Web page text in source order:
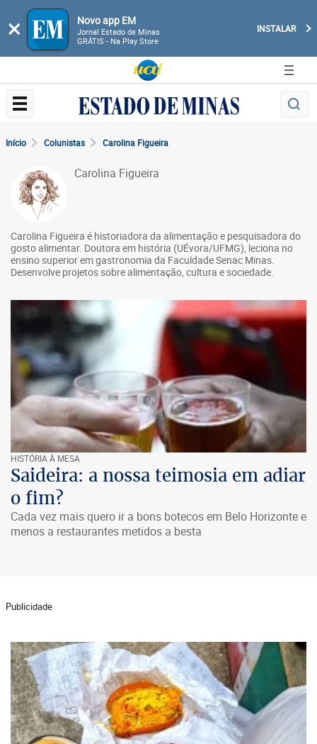
Início Colunistas Carolina Figueira
Carolina Figueira
Carolina Figueira é historiadora da alimentação e pesquisadora do
gosto alimentar. Doutora em história (UÉvora/UFMG), leciona no
ensino superior em gastronomia da Faculdade Senac Minas.
Desenvolve projetos sobre alimentação, cultura e sociedade.
HISTÓRIA À MESA
Saideira: a nossa teimosia em adiar
o fim?
Cada vez mais quero ir a bons botecos em Belo Horizonte e
menos a restaurantes metidos a besta
Publicidade
× Novo app EM
Jornal Estado de Minas
GRÁTIS - Na Play Store
INSTALAR